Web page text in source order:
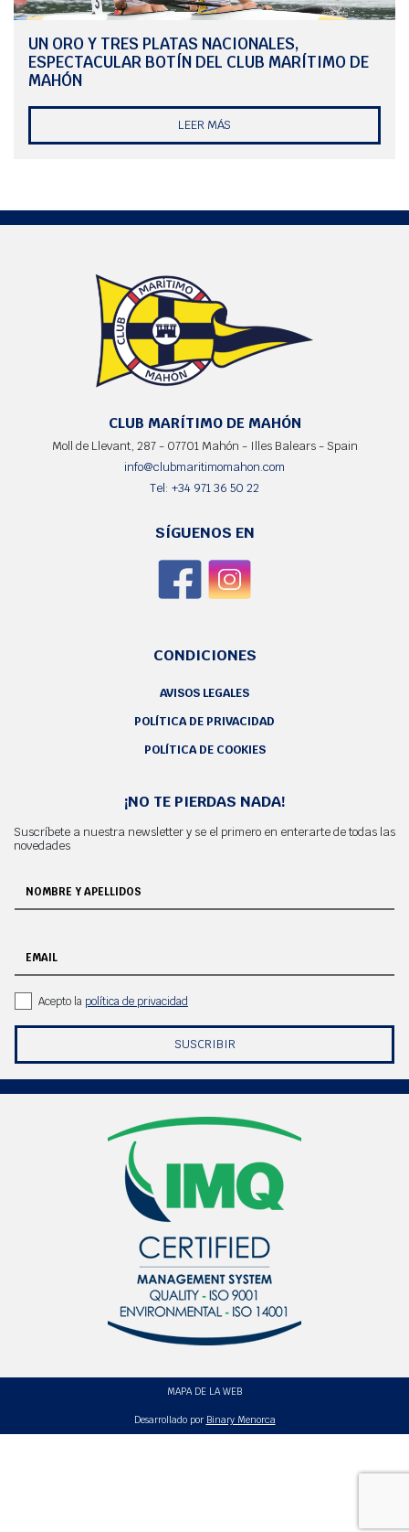
UN ORO Y TRES PLATAS NACIONALES,
ESPECTACULAR BOTÍN DEL CLUB MARÍTIMO DE
MAHÓN
LEER MÁS
CLUB MARÍTIMO DE MAHÓN
Moll de Llevant, 287 - 07701 Mahón - Illes Balears - Spain
info@clubmaritimomahon.com
Tel: +34 971 36 50 22
SÍGUENOS EN
CONDICIONES
AVISOS LEGALES
POLÍTICA DE PRIVACIDAD
POLÍTICA DE COOKIES
¡NO TE PIERDAS NADA!
Suscríbete a nuestra newsletter y se el primero en enterarte de todas las
novedades
NOMBRE Y APELLIDOS
EMAIL
Acepto la política de privacidad
SUSCRIBIR
MAPA DE LA WEB
Desarrollado por Binary Menorca